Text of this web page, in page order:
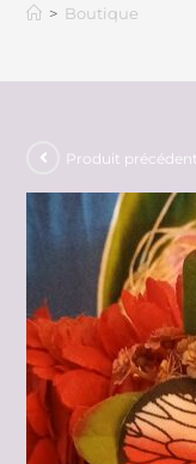
> Boutique
Produit précédent